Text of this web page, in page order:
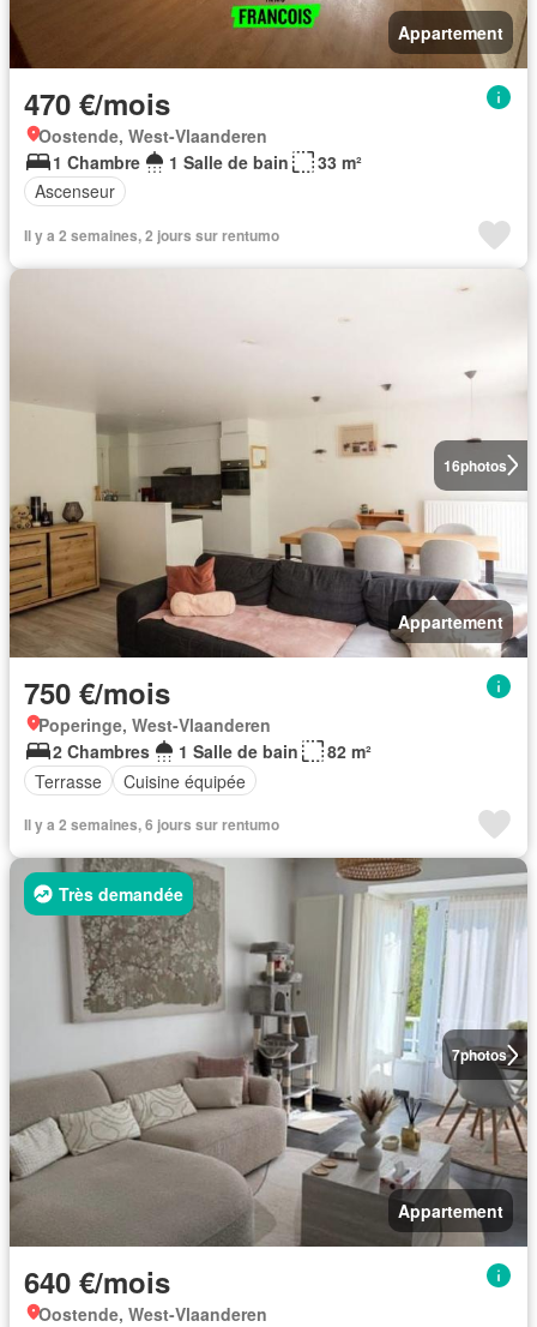
Appartement
470 €/mois
Oostende, West-Vlaanderen
1 Chambre
1 Salle de bain
33 m²
Ascenseur
Il y a 2 semaines, 2 jours sur rentumo
16photos
Appartement
750 €/mois
Poperinge, West-Vlaanderen
2 Chambres
1 Salle de bain
82 m²
Terrasse
Cuisine équipée
Il y a 2 semaines, 6 jours sur rentumo
7photos
Très demandée
Appartement
640 €/mois
Oostende, West-Vlaanderen